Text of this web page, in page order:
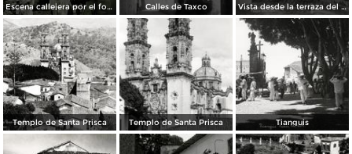
Escena callejera por el fotografo Hugo Brehme. Calles de Taxco Vista desde la terraza del Hotel Taxqueño
Templo de Santa Prisca Templo de Santa Prisca Tianguis